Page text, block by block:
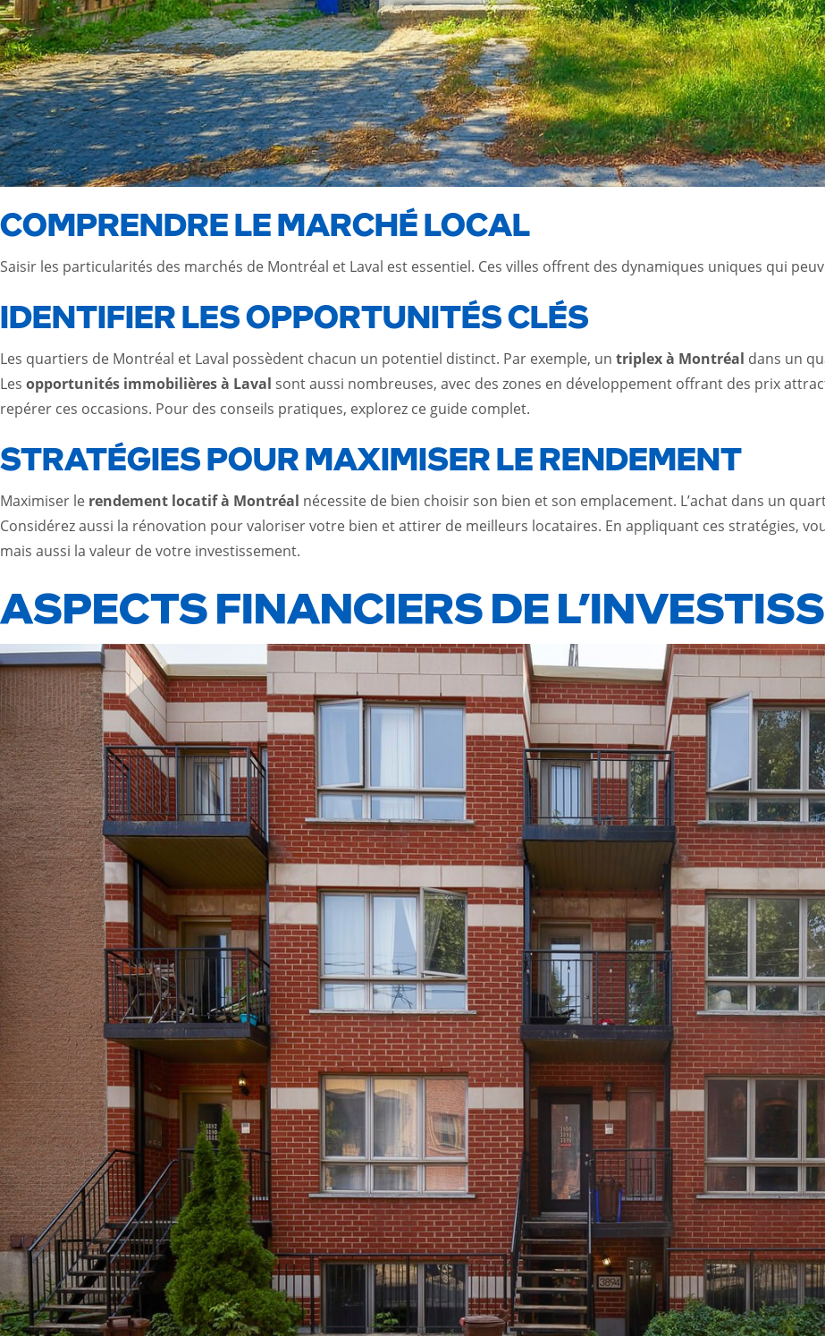
COMPRENDRE LE MARCHÉ LOCAL
Saisir les particularités des marchés de Montréal et Laval est essentiel. Ces villes offrent des dynamiques uniques qui
IDENTIFIER LES OPPORTUNITÉS CLÉS
Les quartiers de Montréal et Laval possèdent chacun un potentiel distinct. Par exemple, un triplex à Montréal dans un
Les opportunités immobilières à Laval sont aussi nombreuses, avec des zones en développement offrant des prix
repérer ces occasions. Pour des conseils pratiques, explorez ce guide complet.
STRATÉGIES POUR MAXIMISER LE RENDEMENT
Maximiser le rendement locatif à Montréal nécessite de bien choisir son bien et son emplacement. L’achat dans un
Considérez aussi la rénovation pour valoriser votre bien et attirer de meilleurs locataires. En appliquant ces stratégies,
mais aussi la valeur de votre investissement.
ASPECTS FINANCIERS DE